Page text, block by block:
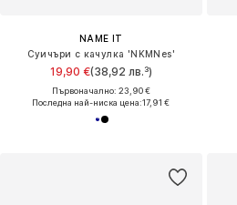
NAME IT
Суичъри с качулка 'NKMNes'
19,90 €(38,92 лв.³)
Първоначално: 23,90 €
Последна най-ниска цена:17,91 €